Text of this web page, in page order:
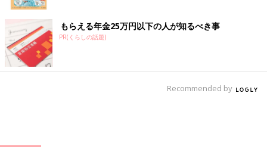
もらえる年金25万円以下の人が知るべき事
PR(くらしの話題)
Recommended by